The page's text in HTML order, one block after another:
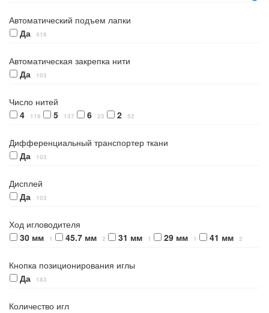
Автоматический подъем лапки
Да
416
Автоматическая закрепка нити
Да
103
Число нитей
4
119 5 137 6 23 2 52
Дифференциальный транспортер ткани
Да
103
Дисплей
Да
103
Ход игловодителя
30 мм
1 45.7 мм 2 31 мм 1 29 мм 1 41 мм 2
Кнопка позиционирования иглы
Да
183
Количество игл